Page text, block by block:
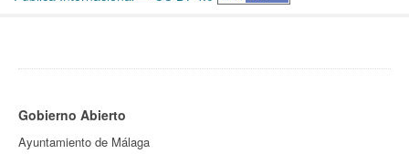
Gobierno Abierto
Ayuntamiento de Málaga